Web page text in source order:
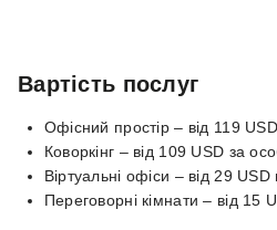
Вартість послуг
Офісний простір – від 119
Коворкінг – від 109 USD за
Віртуальні офіси – від 29 USD
Переговорні кімнати – від 15